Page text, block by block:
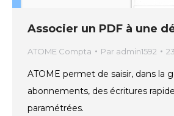
Associer un PDF à une
ATOME Compta Par admin1592
ATOME permet de saisir, dans la
abonnements, des écritures
paramétrées.